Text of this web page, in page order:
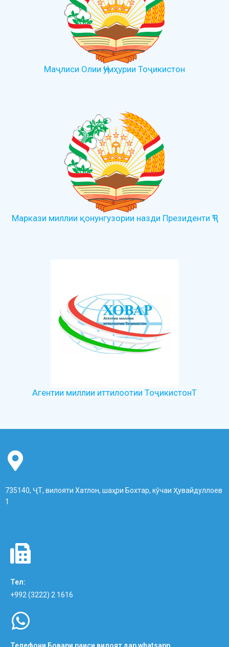
Маҷлиси Олии Ҷумҳурии Тоҷикистон
Маркази миллии қонунгузории назди Президенти ҶТ
Агентии миллии иттилоотии ТоҷикистонТ
735140, ҶТ, вилояти Хатлон, шаҳри Бохтар, кӯчаи Ҳувайдуллоев
1
Тел:
+992 (3222) 2 1616